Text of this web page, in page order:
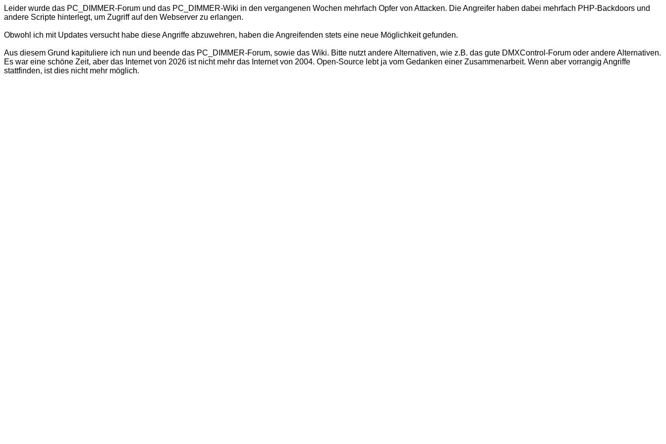
Leider wurde das PC_DIMMER-Forum und das PC_DIMMER-Wiki in den vergangenen Wochen mehrfach Opfer von Attacken. Die Angreifer haben dabei mehrfach PHP-Backdoors und
andere Scripte hinterlegt, um Zugriff auf den Webserver zu erlangen.
Obwohl ich mit Updates versucht habe diese Angriffe abzuwehren, haben die Angreifenden stets eine neue Möglichkeit gefunden.
Aus diesem Grund kapituliere ich nun und beende das PC_DIMMER-Forum, sowie das Wiki. Bitte nutzt andere Alternativen, wie z.B. das gute DMXControl-Forum oder andere Alternativen.
Es war eine schöne Zeit, aber das Internet von 2026 ist nicht mehr das Internet von 2004. Open-Source lebt ja vom Gedanken einer Zusammenarbeit. Wenn aber vorrangig Angriffe
stattfinden, ist dies nicht mehr möglich.